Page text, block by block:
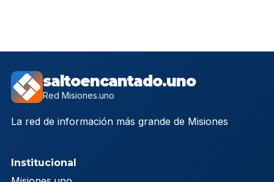
saltoencantado.uno
Red Misiones.uno
La red de información más grande de Misiones
Institucional